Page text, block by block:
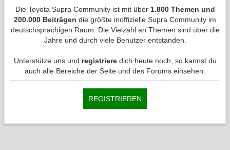
Die Toyota Supra Community ist mit über 1.800 Themen und
200.000 Beiträgen die größte inoffizielle Supra Community im
deutschsprachigen Raum. Die Vielzahl an Themen sind über die
Jahre und durch viele Benutzer entstanden.
Unterstütze uns und registrieredich heute noch, so kannst du
auch alle Bereiche der Seite und des Forums einsehen.
REGISTRIEREN